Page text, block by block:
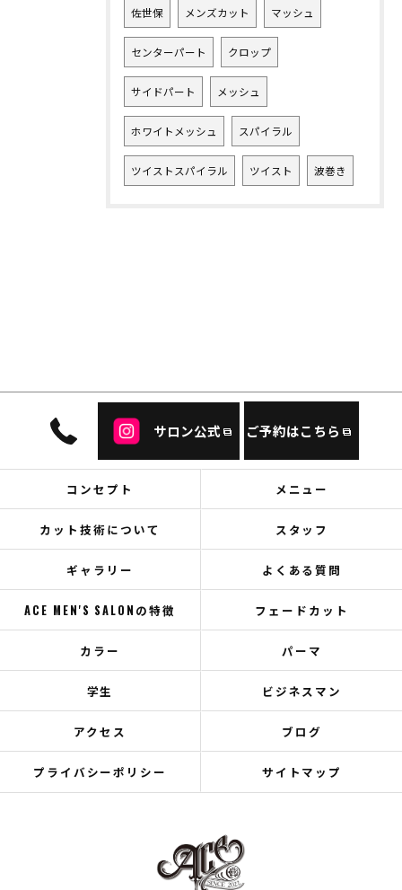
佐世保 メンズカット マッシュ
センターパート クロップ
サイドパート メッシュ
ホワイトメッシュ スパイラル
ツイストスパイラル ツイスト 波巻き
サロン公式 ご予約はこちら
コンセプト メニュー
カット技術について スタッフ
ギャラリー よくある質問
ACE MEN'S SALONの特徴 フェードカット
カラー パーマ
学生 ビジネスマン
アクセス ブログ
プライバシーポリシー サイトマップ